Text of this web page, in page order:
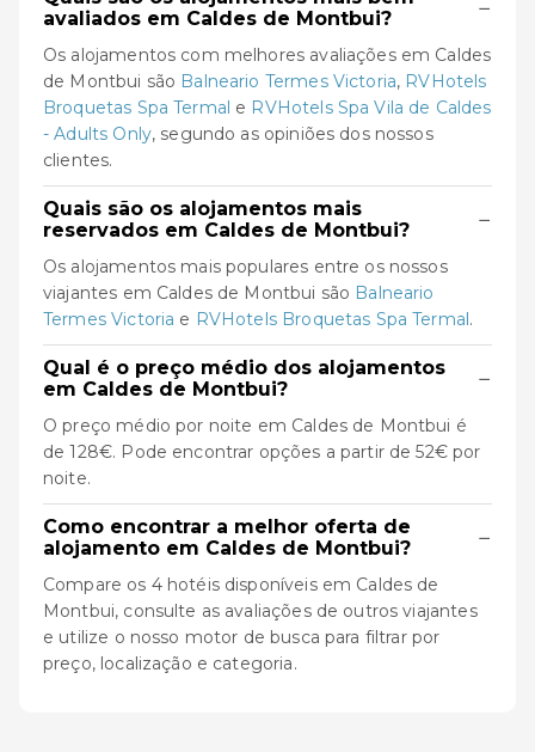
avaliados em Caldes de Montbui?
−
Os alojamentos com melhores avaliações em Caldes
de Montbui são Balneario Termes Victoria, RVHotels
Broquetas Spa Termal e RVHotels Spa Vila de Caldes
- Adults Only, segundo as opiniões dos nossos
clientes.
Quais são os alojamentos mais
reservados em Caldes de Montbui?
−
Os alojamentos mais populares entre os nossos
viajantes em Caldes de Montbui são Balneario
Termes Victoria e RVHotels Broquetas Spa Termal.
Qual é o preço médio dos alojamentos
em Caldes de Montbui?
−
O preço médio por noite em Caldes de Montbui é
de 128€. Pode encontrar opções a partir de 52€ por
noite.
Como encontrar a melhor oferta de
alojamento em Caldes de Montbui?
−
Compare os 4 hotéis disponíveis em Caldes de
Montbui, consulte as avaliações de outros viajantes
e utilize o nosso motor de busca para filtrar por
preço, localização e categoria.